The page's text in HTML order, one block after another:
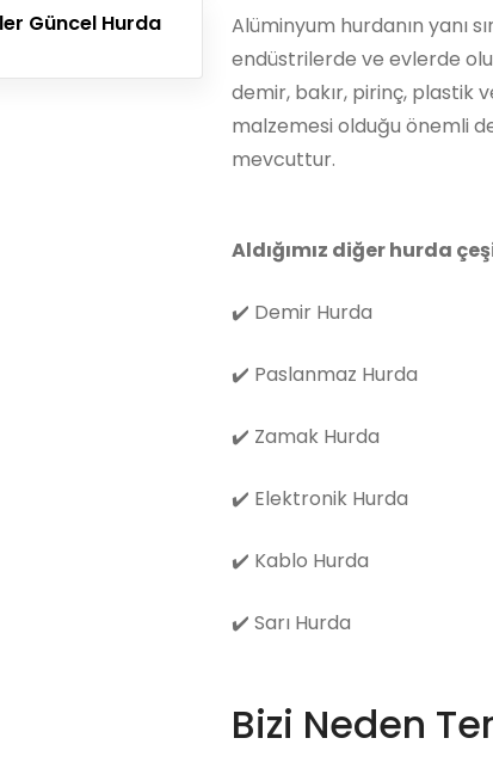
Güncel Hurda
Alüminyum hurdanın yanı
endüstrilerde ve evlerde
demir, bakır, pirinç, plastik
malzemesi olduğu önemli
mevcuttur.
Aldığımız diğer hurda
✔️ Demir Hurda
✔️ Paslanmaz Hurda
✔️ Zamak Hurda
✔️ Elektronik Hurda
✔️ Kablo Hurda
✔️ Sarı Hurda
Bizi Neden